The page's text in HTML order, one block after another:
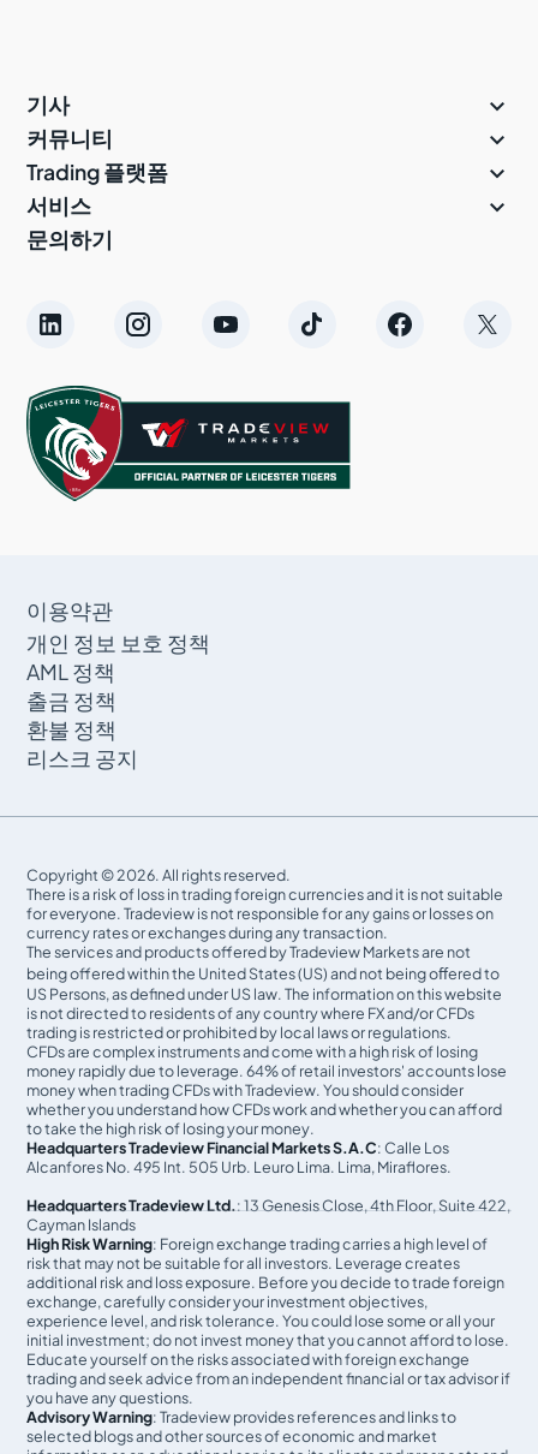
기사 
커뮤니티 
Trading 플랫폼 
서비스 
문의하기
이용약관
개인 정보 보호 정책
AML 정책
출금 정책
환불 정책
리스크 공지
Copyright © 2026. All rights reserved.
There is a risk of loss in trading foreign currencies and it is not suitable
for everyone. Tradeview is not responsible for any gains or losses on
currency rates or exchanges during any transaction.
The services and products offered by Tradeview Markets are not
being offered within the United States (US) and not being oﬀered to
US Persons, as defined under US law. The information on this website
is not directed to residents of any country where FX and/or CFDs
trading is restricted or prohibited by local laws or regulations.
CFDs are complex instruments and come with a high risk of losing
money rapidly due to leverage. 64% of retail investors' accounts lose
money when trading CFDs with Tradeview. You should consider
whether you understand how CFDs work and whether you can afford
to take the high risk of losing your money.
Headquarters Tradeview Financial Markets S.A.C: Calle Los
Alcanfores No. 495 Int. 505 Urb. Leuro Lima. Lima, Miraflores.
Headquarters Tradeview Ltd.: 13 Genesis Close, 4th Floor, Suite 422,
Cayman Islands
High Risk Warning: Foreign exchange trading carries a high level of
risk that may not be suitable for all investors. Leverage creates
additional risk and loss exposure. Before you decide to trade foreign
exchange, carefully consider your investment objectives,
experience level, and risk tolerance. You could lose some or all your
initial investment; do not invest money that you cannot afford to lose.
Educate yourself on the risks associated with foreign exchange
trading and seek advice from an independent financial or tax advisor if
you have any questions.
Advisory Warning: Tradeview provides references and links to
selected blogs and other sources of economic and market